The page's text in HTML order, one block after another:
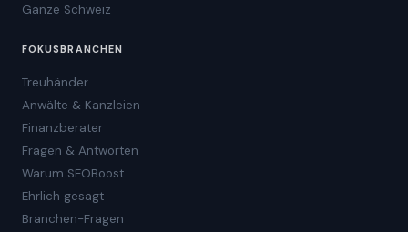
Ganze Schweiz
FOKUSBRANCHEN
Treuhänder
Anwälte & Kanzleien
Finanzberater
Fragen & Antworten
Warum SEOBoost
Ehrlich gesagt
Branchen-Fragen